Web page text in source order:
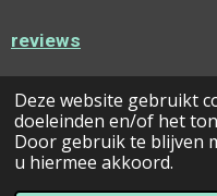
Deze website gebruikt
doeleinden en/of het
Door gebruik te blijven
u hiermee akkoord.
reviews
© 2022 - 2026 Inemineke
Powered byJouwWeb